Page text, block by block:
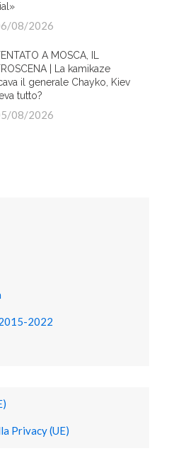
08/2026
A MOSCA, IL
| La kamikaze
il generale Chayko, Kiev
tutto?
08/2026
2022
Privacy (UE)